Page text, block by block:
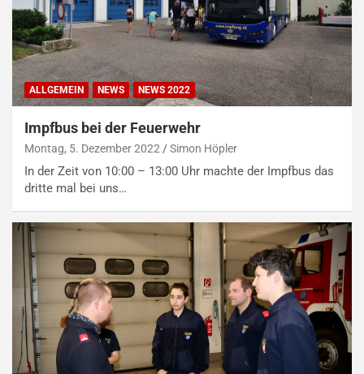
ALLGEMEIN NEWS NEWS 2022
Impfbus bei der Feuerwehr
Montag, 5. Dezember 2022 Simon Höpler
In der Zeit von 10:00 – 13:00 Uhr machte der Impfbus das
dritte mal bei uns…